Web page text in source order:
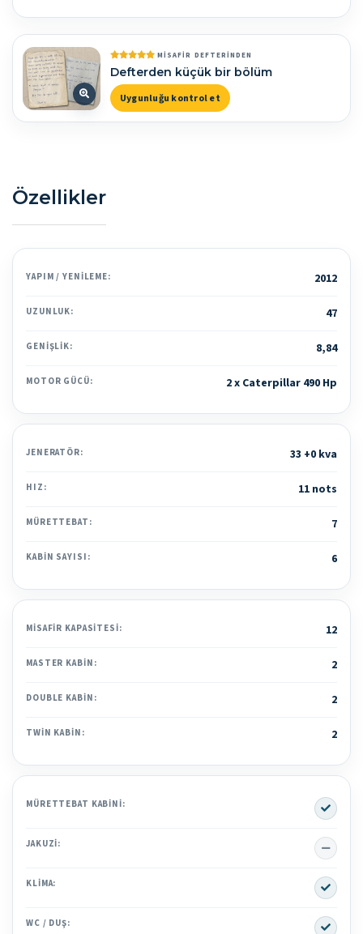
MISAFIR DEFTERINDEN
Defterden küçük bir bölüm
Uygunluğu kontrol et
Özellikler
YAPIM / YENILEME: 2012
UZUNLUK: 47
GENIŞLIK: 8,84
MOTOR GÜCÜ: 2 x Caterpillar 490 Hp
JENERATÖR: 33 +0 kva
HIZ: 11 nots
MÜRETTEBAT: 7
KABIN SAYISI: 6
MISAFIR KAPASITESI: 12
MASTER KABIN: 2
DOUBLE KABIN: 2
TWIN KABIN: 2
MÜRETTEBAT KABINI: Yes
JAKUZI: No
KLIMA: Yes
WC / DUŞ: Yes